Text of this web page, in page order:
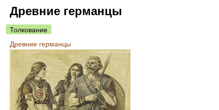
Древние германцы
Толкование
Древние германцы